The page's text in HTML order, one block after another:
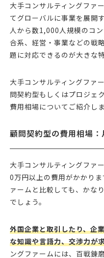
大手コンサルティングファ
てグローバルに事業を展開
人から数1,000人規模のコ
合系、経営・事業などの戦
題に対応できるのが大きな特
大手コンサルティングファ
問契約型もしくはプロジェ
費用相場についてご紹介しま
顧問契約型の費用相場
大手コンサルティングファ
0万円以上の費用がかかり
ァームと比較しても、かな
でしょう。
外国企業と取引したり、企
な知識や言語力、交渉力が
ングファームには、百戦錬